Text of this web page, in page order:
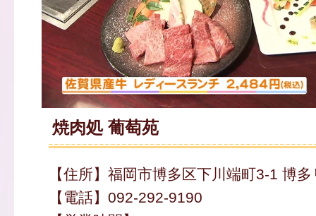
焼肉処 葡萄苑
【住所】福岡市博多区下川端町3-1 博
【電話】092-292-9190